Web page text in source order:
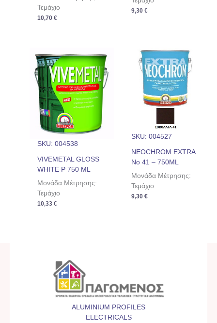
Τεμάχιο
10,70€
9,30 €
SKU: 004538
VIVEMETAL GLOSS
WHITE P 750 ML
Μονάδα Μέτρησης:
Τεμάχιο
10,33€
SKU: 004527
NEOCHROM EXTRA
No 41 – 750ML
Μονάδα Μέτρησης:
Τεμάχιο
9,30 €
ALUMINIUM PROFILES
ELECTRICALS